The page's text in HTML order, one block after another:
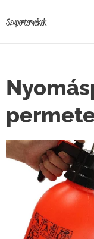
Szupertermékek